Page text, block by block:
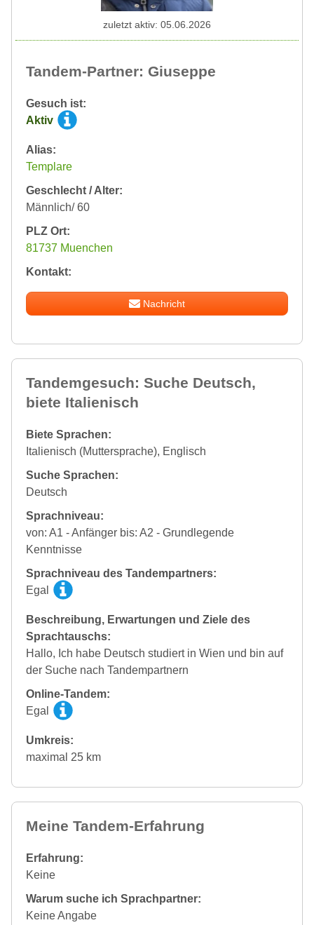
Tandem-Partner: Giuseppe
Gesuch ist:
Aktiv
Alias:
Templare
Geschlecht / Alter:
Männlich/ 60
PLZ Ort:
81737 Muenchen
Kontakt:
Nachricht
zuletzt aktiv: 05.06.2026
Tandemgesuch: Suche Deutsch,
biete Italienisch
Biete Sprachen:
Italienisch (Muttersprache), Englisch
Suche Sprachen:
Deutsch
Sprachniveau:
von: A1 - Anfänger bis: A2 - Grundlegende
Kenntnisse
Sprachniveau des Tandempartners:
Egal
Beschreibung, Erwartungen und Ziele des
Sprachtauschs:
Hallo, Ich habe Deutsch studiert in Wien und bin auf
der Suche nach Tandempartnern
Online-Tandem:
Egal
Umkreis:
maximal 25 km
Meine Tandem-Erfahrung
Erfahrung:
Keine
Warum suche ich Sprachpartner:
Keine Angabe